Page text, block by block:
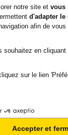
l en
votre
de vos
par
sécurisée.